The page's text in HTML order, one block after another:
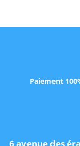
Paiement